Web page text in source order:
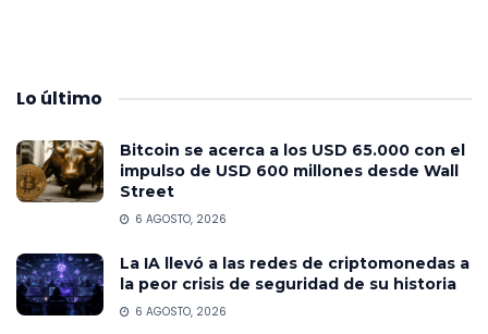
Lo último
Bitcoin se acerca a los USD 65.000 con el
impulso de USD 600 millones desde Wall
Street
6 AGOSTO, 2026
La IA llevó a las redes de criptomonedas a
la peor crisis de seguridad de su historia
6 AGOSTO, 2026